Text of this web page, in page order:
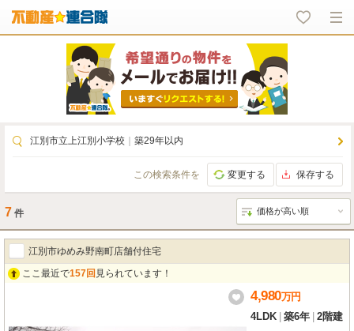
江別市立上江別小学校 築29年以内
この検索条件を 変更する 保存する
7 件
江別市ゆめみ野南町店舗付住宅
ここ最近で157回 見られています！
4,980万円
4LDK 築6年 2階建